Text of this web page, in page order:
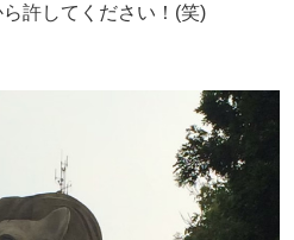
許してください！(笑)